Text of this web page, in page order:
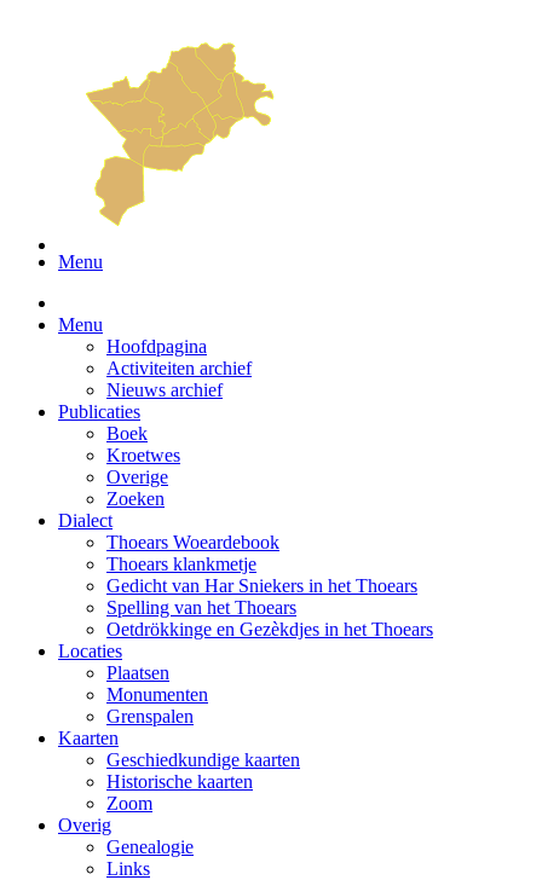
Menu
Menu
Hoofdpagina
Activiteiten archief
Nieuws archief
Publicaties
Boek
Kroetwes
Overige
Zoeken
Dialect
Thoears Woeardebook
Thoears klankmetje
Gedicht van Har Sniekers in het Thoears
Spelling van het Thoears
Oetdrökkinge en Gezèkdjes in het Thoears
Locaties
Plaatsen
Monumenten
Grenspalen
Kaarten
Geschiedkundige kaarten
Historische kaarten
Zoom
Overig
Genealogie
Links